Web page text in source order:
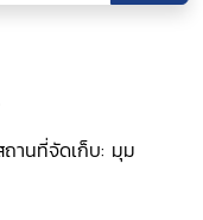
านที่จัดเก็บ: มุม